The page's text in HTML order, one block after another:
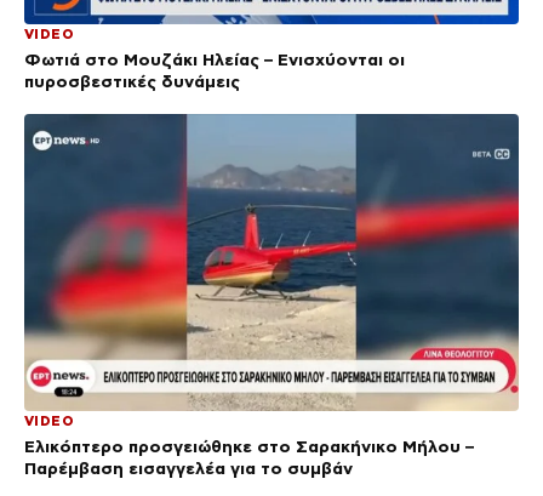
VIDEO
Φωτιά στο Μουζάκι Ηλείας – Ενισχύονται οι
πυροσβεστικές δυνάμεις
VIDEO
Ελικόπτερο προσγειώθηκε στο Σαρακήνικο Μήλου –
Παρέμβαση εισαγγελέα για το συμβάν